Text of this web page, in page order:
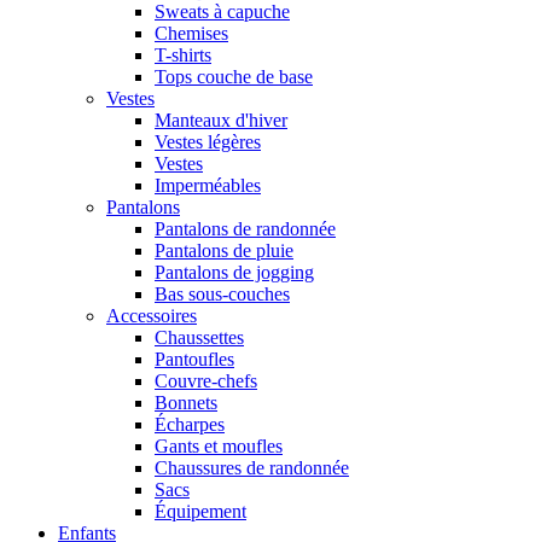
Sweats à capuche
Chemises
T-shirts
Tops couche de base
Vestes
Manteaux d'hiver
Vestes légères
Vestes
Imperméables
Pantalons
Pantalons de randonnée
Pantalons de pluie
Pantalons de jogging
Bas sous-couches
Accessoires
Chaussettes
Pantoufles
Couvre-chefs
Bonnets
Écharpes
Gants et moufles
Chaussures de randonnée
Sacs
Équipement
Enfants